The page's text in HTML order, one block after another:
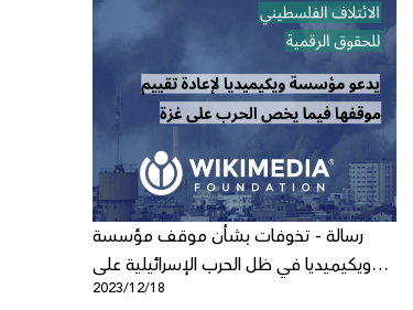
رسالة - تخوفات بشأن موقف مؤسسة
ويكيميديا في ظل الحرب الإسرائيلية على
غزة
2023/12/18